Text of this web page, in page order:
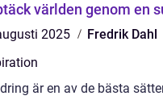
världen genom en
2025
Fredrik Dahl
är en av de bästa